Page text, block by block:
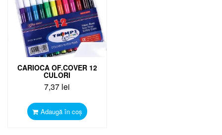
CARIOCA OF.COVER 12
CULORI
7,37 lei
Adaugă în coș